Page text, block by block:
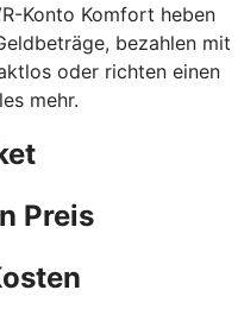
Konto Komfort heben
bezahlen mit
oder richten einen
mehr.
Preis